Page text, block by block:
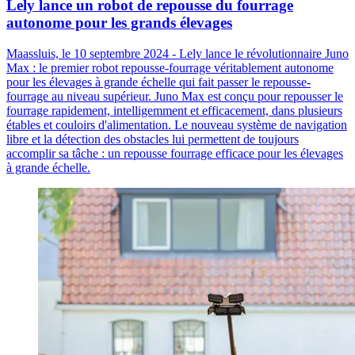
Lely lance un robot de repousse du fourrage
autonome pour les grands élevages
Maassluis, le 10 septembre 2024 - Lely lance le révolutionnaire Juno
Max : le premier robot repousse-fourrage véritablement autonome
pour les élevages à grande échelle qui fait passer le repousse-
fourrage au niveau supérieur. Juno Max est conçu pour repousser le
fourrage rapidement, intelligemment et efficacement, dans plusieurs
étables et couloirs d'alimentation. Le nouveau système de navigation
libre et la détection des obstacles lui permettent de toujours
accomplir sa tâche : un repousse fourrage efficace pour les élevages
à grande échelle.